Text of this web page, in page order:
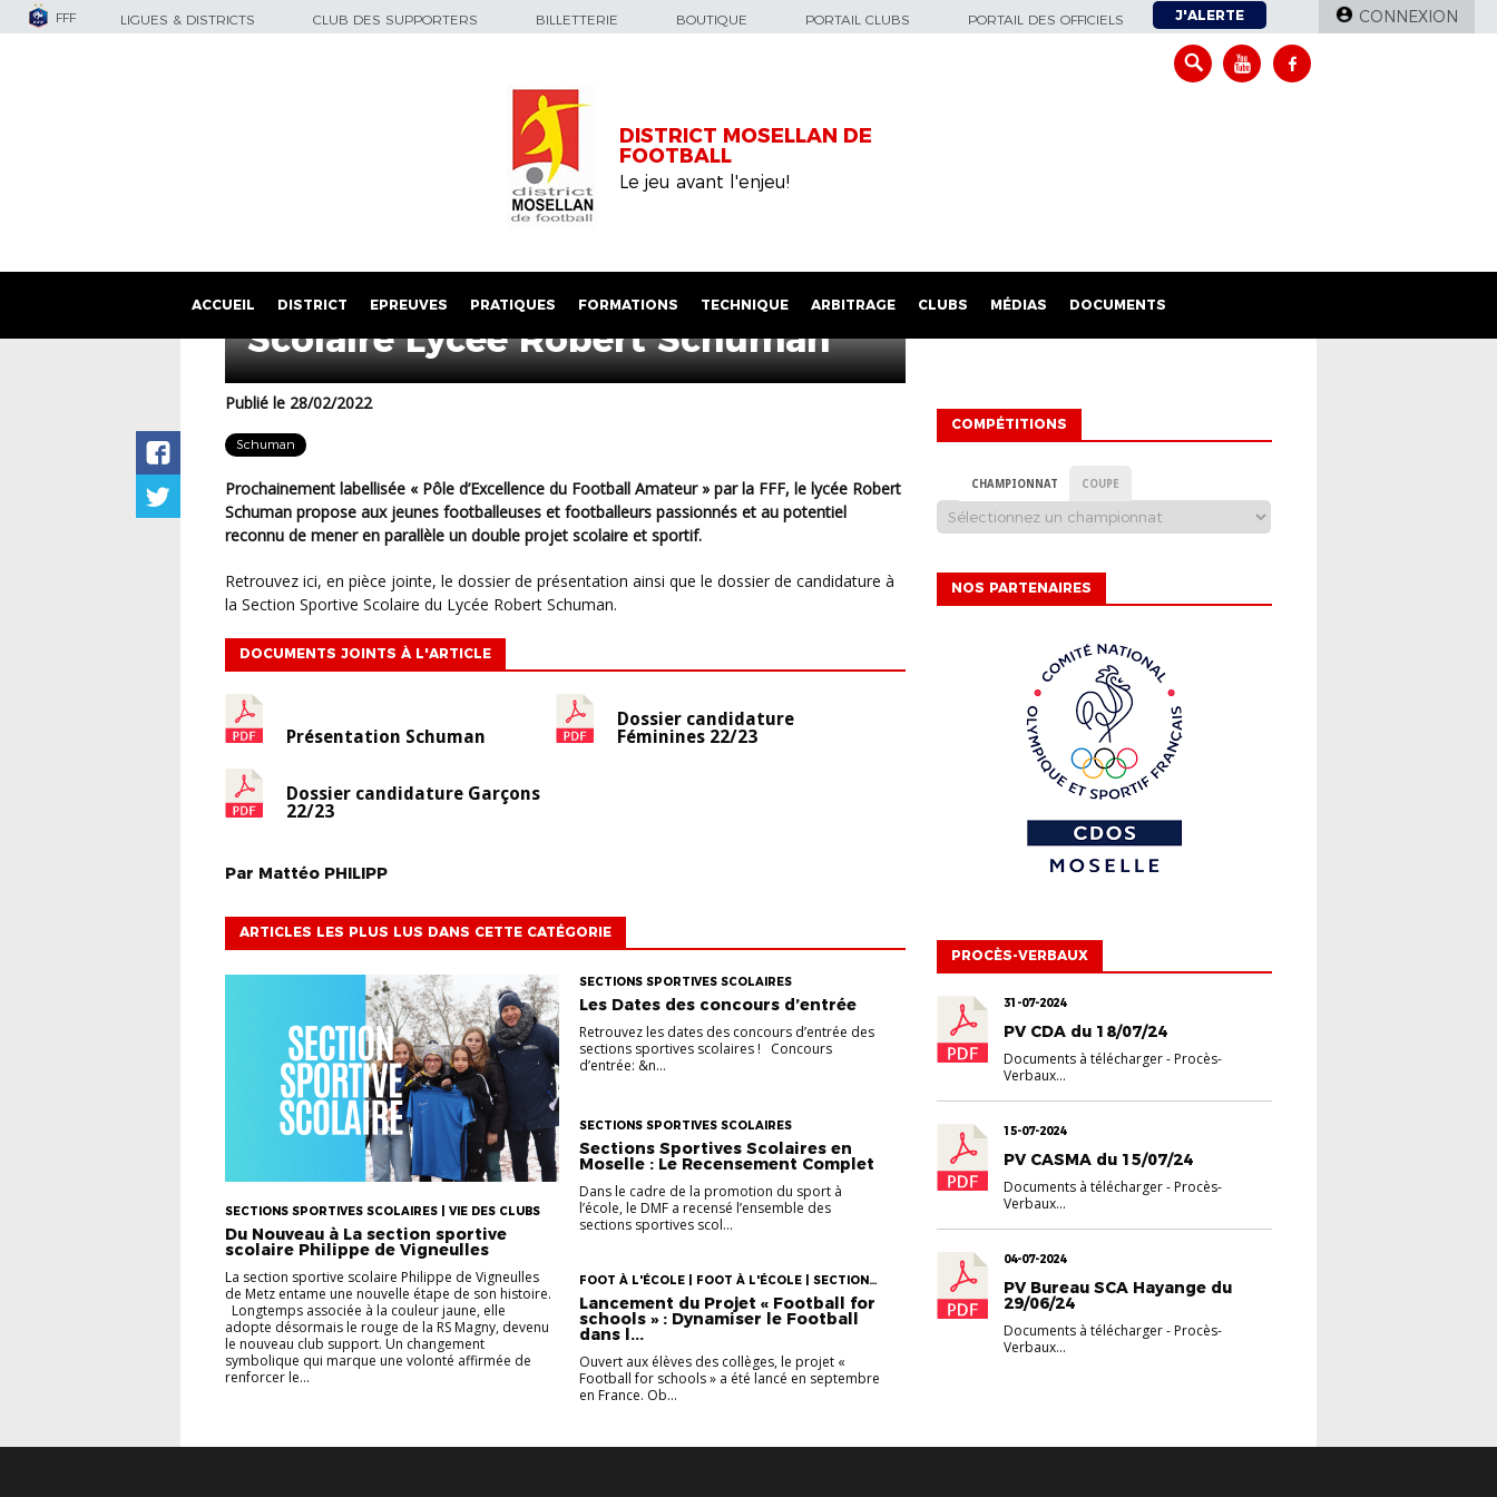
FFF LIGUES & DISTRICTS CLUB DES SUPPORTERS BILLETTERIE BOUTIQUE PORTAIL CLUBS PORTAIL DES OFFICIELS J'ALERTE CONNEXION
DISTRICT MOSELLAN DE
FOOTBALL
Le jeu avant l'enjeu!
ACCUEIL DISTRICT EPREUVES PRATIQUES FORMATIONS TECHNIQUE ARBITRAGE CLUBS MÉDIAS DOCUMENTS
Candidature Section Sportive
Scolaire Lycée Robert Schuman
Publié le 28/02/2022
Schuman
Prochainement labellisée « Pôle d’Excellence du Football Amateur » par la FFF, le lycée Robert
Schuman propose aux jeunes footballeuses et footballeurs passionnés et au potentiel
reconnu de mener en parallèle un double projet scolaire et sportif.
Retrouvez ici, en pièce jointe, le dossier de présentation ainsi que le dossier de candidature à
la Section Sportive Scolaire du Lycée Robert Schuman.
DOCUMENTS JOINTS À L'ARTICLE
Présentation Schuman
Dossier candidature
Féminines 22/23
Dossier candidature Garçons
22/23
Par Mattéo PHILIPP
ARTICLES LES PLUS LUS DANS CETTE CATÉGORIE
SECTIONS SPORTIVES SCOLAIRES | VIE DES CLUBS
Du Nouveau à La section sportive
scolaire Philippe de Vigneulles
La section sportive scolaire Philippe de Vigneulles
de Metz entame une nouvelle étape de son histoire.
Longtemps associée à la couleur jaune, elle
adopte désormais le rouge de la RS Magny, devenu
le nouveau club support. Un changement
symbolique qui marque une volonté affirmée de
renforcer le...
SECTIONS SPORTIVES SCOLAIRES
Les Dates des concours d’entrée
Retrouvez les dates des concours d’entrée des
sections sportives scolaires ! Concours
d’entrée: &n...
SECTIONS SPORTIVES SCOLAIRES
Sections Sportives Scolaires en
Moselle : Le Recensement Complet
Dans le cadre de la promotion du sport à
l’école, le DMF a recensé l’ensemble des
sections sportives scol...
FOOT À L'ÉCOLE | FOOT À L'ÉCOLE | SECTIONS
SPORTIVES SCOLAIRES
Lancement du Projet « Football for
schools » : Dynamiser le Football
dans l...
Ouvert aux élèves des collèges, le projet «
Football for schools » a été lancé en septembre
en France. Ob...
COMPÉTITIONS
CHAMPIONNAT COUPE
NOS PARTENAIRES
PROCÈS-VERBAUX
31-07-2024
PV CDA du 18/07/24
Documents à télécharger- Procès-
Verbaux...
15-07-2024
PV CASMA du 15/07/24
Documents à télécharger- Procès-
Verbaux...
04-07-2024
PV Bureau SCA Hayange du
29/06/24
Documents à télécharger- Procès-
Verbaux...